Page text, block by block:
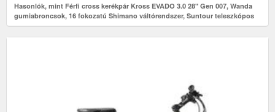
Hasonlók, mint Férfi cross kerékpár Kross EVADO 3.0 28" Gen 007, Wanda
gumiabroncsok, 16 fokozatú Shimano váltórendszer, Suntour teleszkópos
villa